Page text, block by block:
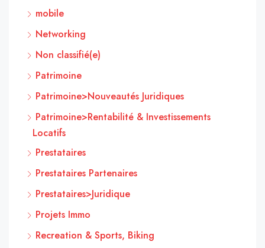
mobile
Networking
Non classifié(e)
Patrimoine
Patrimoine>Nouveautés Juridiques
Patrimoine>Rentabilité & Investissements
Locatifs
Prestataires
Prestataires Partenaires
Prestataires>Juridique
Projets Immo
Recreation & Sports, Biking